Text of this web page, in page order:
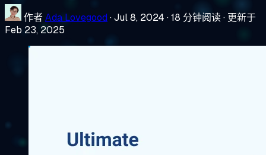
作者Ada Lovegood ·Jul 8, 2024 ·18 分钟阅读· 更新于
Feb 23, 2025